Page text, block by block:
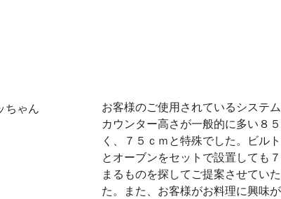
お客様のご使用されているシステ
カウンター高さが一般的に多い８
く、７５ｃｍと特殊でした。ビル
とオーブンをセットで設置しても
まるものを探してご提案させてい
た。また、お客様がお料理に興味